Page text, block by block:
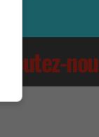
Écoutez-